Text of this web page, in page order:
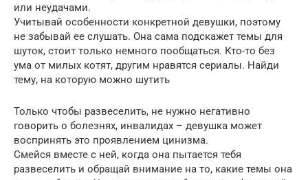
или неудачами.
Учитывай особенности конкретной девушки, поэтому
не забывай ее слушать. Она сама подскажет темы для
шуток, стоит только немного пообщаться. Кто-то без
ума от милых котят, другим нравятся сериалы. Найди
тему, на которую можно шутить
Только чтобы развеселить, не нужно негативно
говорить о болезнях, инвалидах – девушка может
воспринять это проявлением цинизма.
Смейся вместе с ней, когда она пытается тебя
развеселить и обращай внимание на то, какие темы она